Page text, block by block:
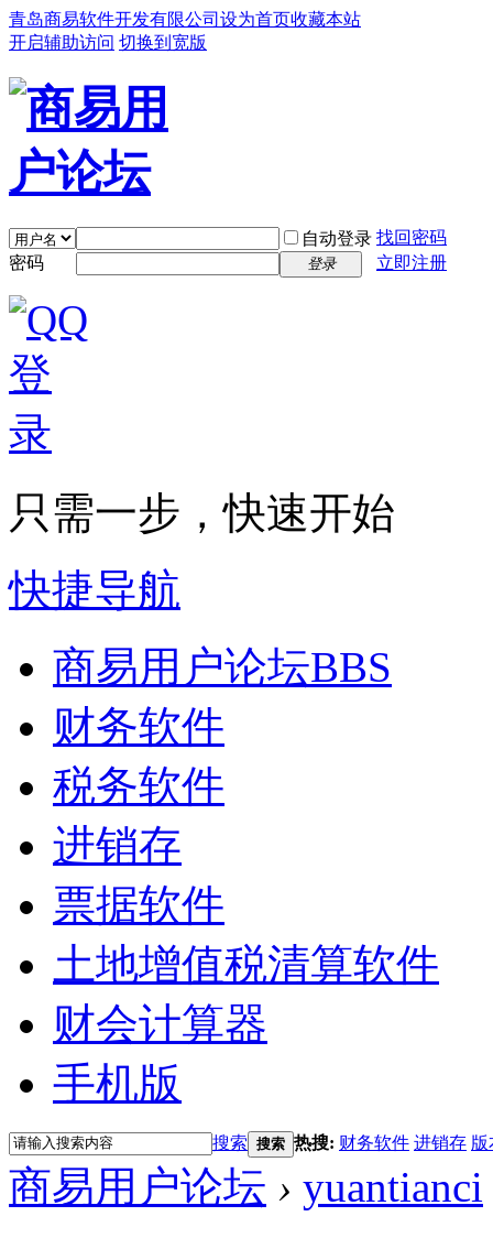
青岛商易软件开发有限公司 设为首页收藏本站
开启辅助访问 切换到宽版
自动登录 找回密码
密码
登录 立即注册
只需一步，快速开始
快捷导航
商易用户论坛BBS
财务软件
税务软件
进销存
票据软件
土地增值税清算软件
财会计算器
手机版
搜索 搜索 热搜: 财务软件 进销存 版
商易用户论坛 › yuantianci